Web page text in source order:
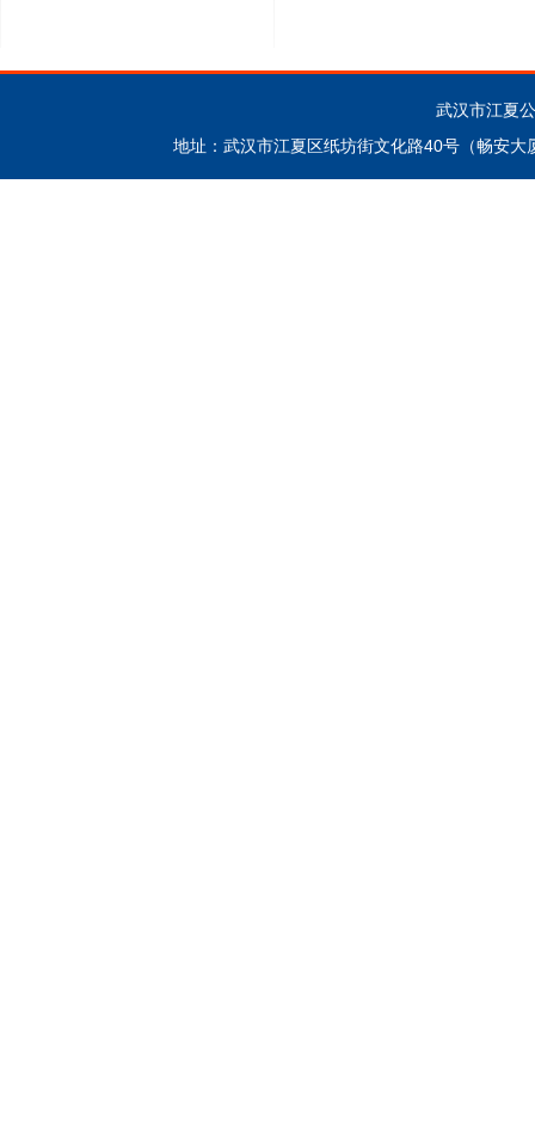
武汉市江夏
地址：武汉市江夏区纸坊街文化路40号（畅安